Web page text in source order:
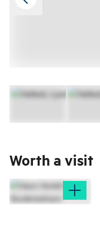
Worth a visit